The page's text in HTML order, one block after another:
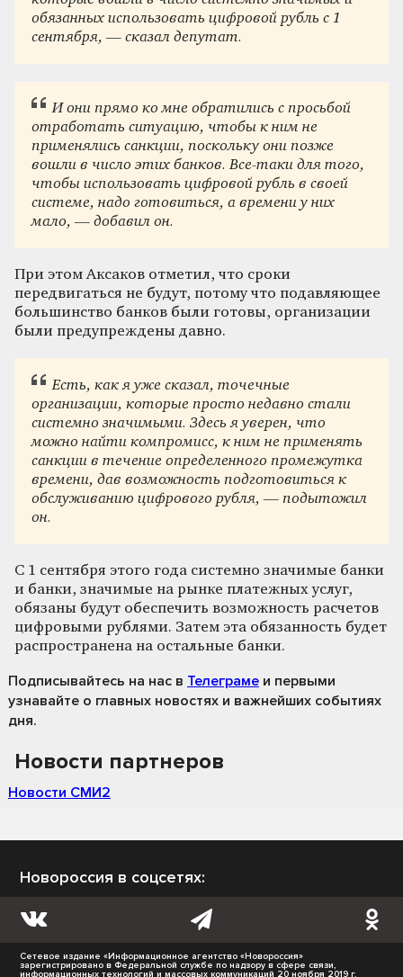
обязанных использовать цифровой рубль с 1
сентября, — сказал депутат.
И они прямо ко мне обратились с просьбой
отработать ситуацию, чтобы к ним не
применялись санкции, поскольку они позже
вошли в число этих банков. Все-таки для того,
чтобы использовать цифровой рубль в своей
системе, надо готовиться, а времени у них
мало, — добавил он.
При этом Аксаков отметил, что сроки
передвигаться не будут, потому что подавляющее
большинство банков были готовы, организации
были предупреждены давно.
Есть, как я уже сказал, точечные
организации, которые просто недавно стали
системно значимыми. Здесь я уверен, что
можно найти компромисс, к ним не применять
санкции в течение определенного промежутка
времени, дав возможность подготовиться к
обслуживанию цифрового рубля, — подытожил
он.
С 1 сентября этого года системно значимые банки
и банки, значимые на рынке платежных услуг,
обязаны будут обеспечить возможность расчетов
цифровыми рублями. Затем эта обязанность будет
распространена на остальные банки.
Подписывайтесь на нас в Телеграме и первыми
узнавайте о главных новостях и важнейших событиях
дня.
Новости партнеров
Новости СМИ2
Новороссия в соцсетях:
Сетевое издание «Информационное агентство «Новороссия»
зарегистрировано в Федеральной службе по надзору в сфере связи,
информационных технологий и массовых коммуникаций 20 ноября 2019 г.